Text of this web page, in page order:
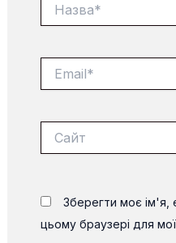
Зберегти моє ім'я,
цьому браузері для